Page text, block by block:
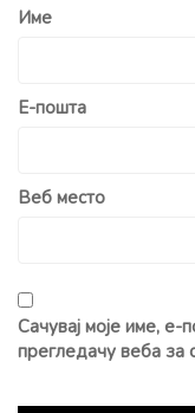
Име
Е-пошта
Веб место
Сачувај моје име,
прегледачу веба за